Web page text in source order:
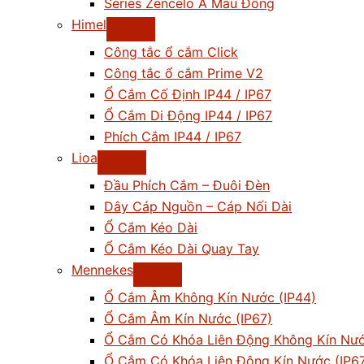
Series Zencelo A Màu Đồng
Himel
Công tắc ổ cắm Click
Công tắc ổ cắm Prime V2
Ổ Cắm Cố Định IP44 / IP67
Ổ Cắm Di Động IP44 / IP67
Phích Cắm IP44 / IP67
Lioa
Đầu Phích Cắm – Đuôi Đèn
Dây Cáp Nguồn – Cáp Nối Dài
Ổ Cắm Kéo Dài
Ổ Cắm Kéo Dài Quay Tay
Mennekes
Ổ Cắm Âm Không Kín Nước (IP44)
Ổ Cắm Âm Kín Nước (IP67)
Ổ Cắm Có Khóa Liên Động Không Kín